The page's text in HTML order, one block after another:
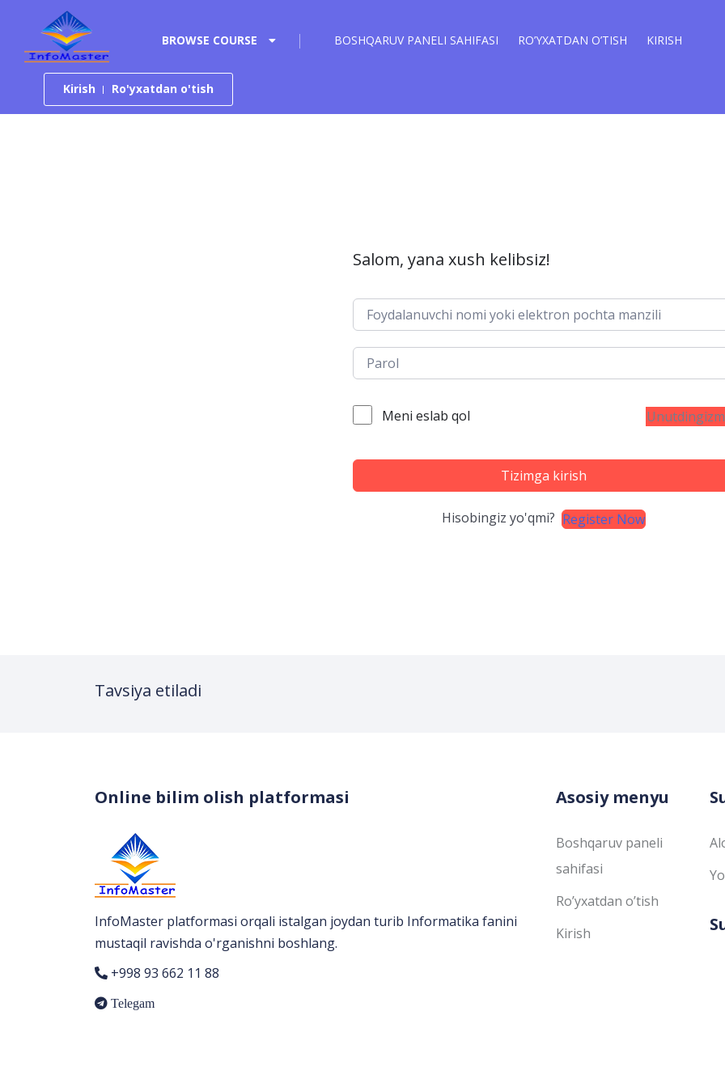
Tarkibga o‘tish
BROWSE COURSE BOSHQARUV PANELI SAHIFASI RO’YXATDAN O’TISH KIRISH
Kirish Ro'yxatdan o'tish
Salom, yana xush kelibsiz!
Meni eslab qol
Tizimga kirish
Hisobingiz yo'qmi? Register Now
Tavsiya etiladi
Online bilim olish platformasi
InfoMaster platformasi orqali istalgan joydan turib Informatika fanini
mustaqil ravishda o'rganishni boshlang.
+998 93 662 11 88
Telegam
Asosiy menyu
Boshqaruv paneli
sahifasi
Ro’yxatdan o’tish
Kirish